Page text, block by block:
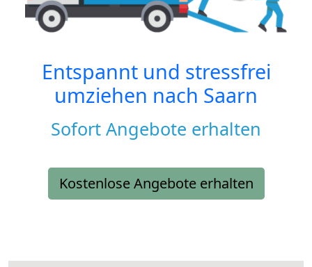
Entspannt und stressfrei
umziehen nach Saarn
Sofort Angebote erhalten
Kostenlose Angebote erhalten